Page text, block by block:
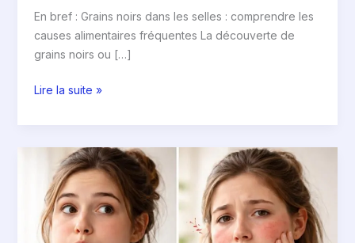
En bref : Grains noirs dans les selles : comprendre les
causes alimentaires fréquentes La découverte de
grains noirs ou […]
les
selles
Lire la suite »
Pourquoi
levure
fait
gonfler